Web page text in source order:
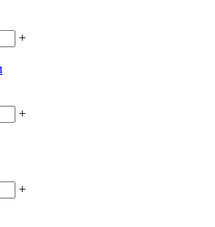
+
+
+